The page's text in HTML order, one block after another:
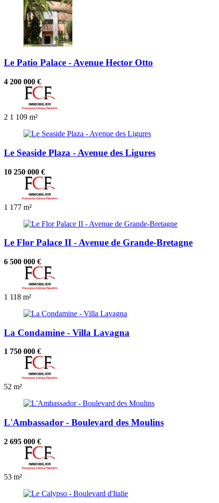
Le Patio Palace - Avenue Hector Otto
4 200 000 €
2 1 109 m²
Le Seaside Plaza - Avenue des Ligures
10 250 000 €
1 177 m²
Le Flor Palace II - Avenue de Grande-Bretagne
6 500 000 €
1 118 m²
La Condamine - Villa Lavagna
1 750 000 €
52 m²
L'Ambassador - Boulevard des Moulins
2 695 000 €
53 m²